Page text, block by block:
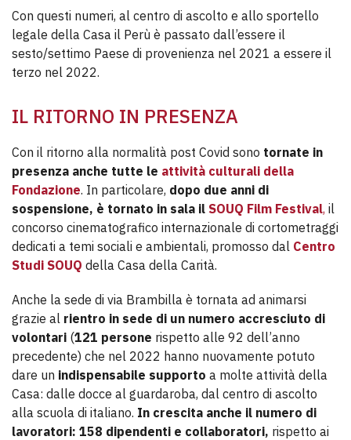
Con questi numeri, al centro di ascolto e allo sportello
legale della Casa il Perù è passato dall’essere il
sesto/settimo Paese di provenienza nel 2021 a essere il
terzo nel 2022.
IL RITORNO IN PRESENZA
Con il ritorno alla normalità post Covid sono tornate in
presenza anche tutte le attività culturali della
Fondazione. In particolare, dopo due anni di
sospensione, è tornato in sala il SOUQ Film Festival, il
concorso cinematografico internazionale di cortometraggi
dedicati a temi sociali e ambientali, promosso dal Centro
Studi SOUQ della Casa della Carità.
Anche la sede di via Brambilla è tornata ad animarsi
grazie al rientro in sede di un numero accresciuto di
volontari (121 persone rispetto alle 92 dell’anno
precedente) che nel 2022 hanno nuovamente potuto
dare un indispensabile supporto a molte attività della
Casa: dalle docce al guardaroba, dal centro di ascolto
alla scuola di italiano. In crescita anche il numero di
lavoratori: 158 dipendenti e collaboratori, rispetto ai